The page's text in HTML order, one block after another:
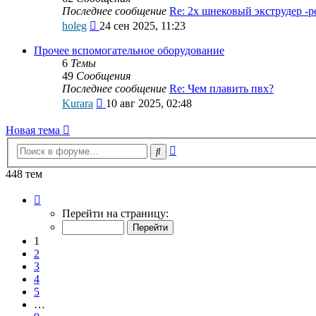
Последнее сообщение Re: 2х шнековый экструдер -
holeg
Перейти
последнему
24 сен 2025, 11:23
Прочее вспомогательное оборудование
6 Темы
49 Сообщения
Последнее сообщение Re: Чем плавить пвх?
Kurara
Перейти
сообщению
10 авг 2025, 02:48
Новая тема
Поиск
448 тем
Перейти на страницу:
1
2
3
4
5
…